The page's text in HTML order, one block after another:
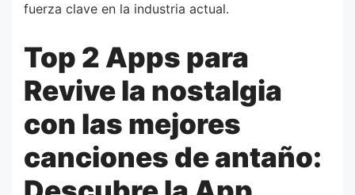
fuerza clave en la industria actual.
Top 2 Apps para
Revive la nostalgia
con las mejores
canciones de antaño: